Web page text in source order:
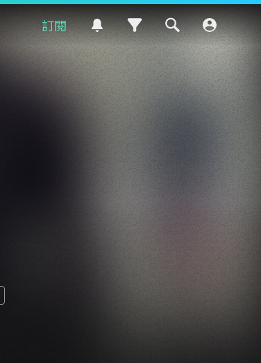
訂閱